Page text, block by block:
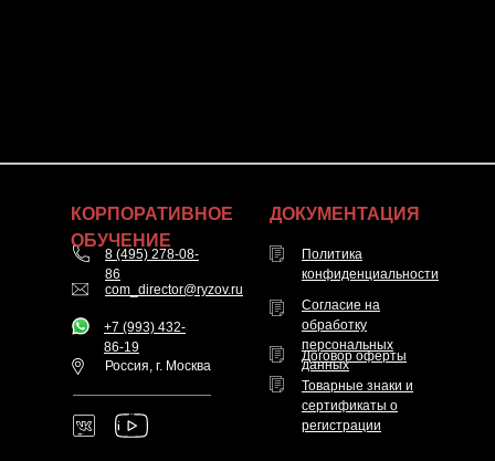
Политика
конфиденциальности
Согласие на
обработку
персональных
данных
8 (495) 278-08-
86
Договор оферты
Россия, г. Москва
Товарные знаки и
сертификаты о
регистрации
com_director@ryzov.ru
КОРПОРАТИВНОЕ
ОБУЧЕНИЕ
ДОКУМЕНТАЦИЯ
+7 (993) 432-
86-19